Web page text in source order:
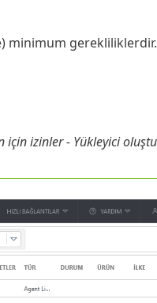
minimum gerekliliklerdir.
için izinler - Yükleyici